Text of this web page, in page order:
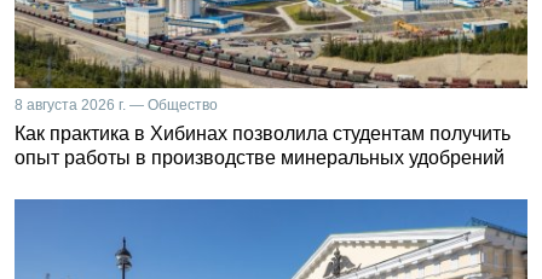
8 августа 2026 г. — Общество
Как практика в Хибинах позволила студентам получить
опыт работы в производстве минеральных удобрений